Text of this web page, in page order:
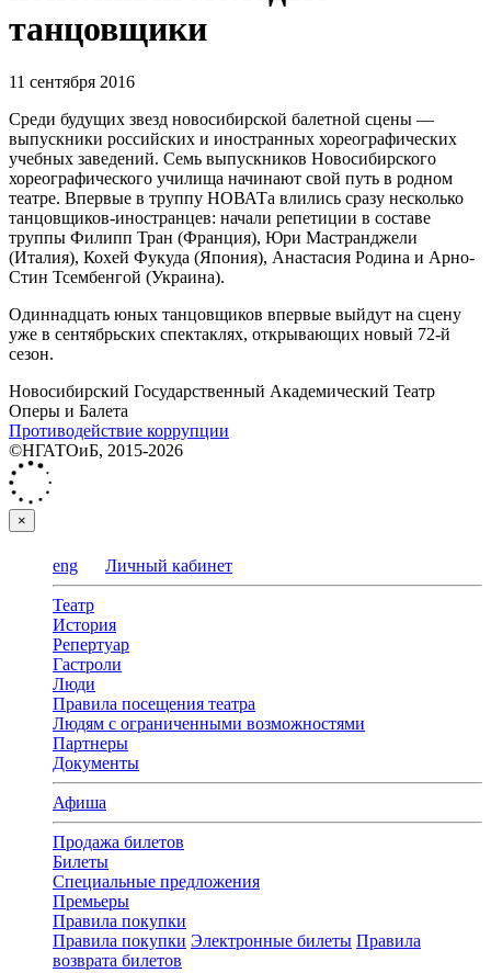
танцовщики
11 сентября 2016
Среди будущих звезд новосибирской балетной сцены —
выпускники российских и иностранных хореографических
учебных заведений. Семь выпускников Новосибирского
хореографического училища начинают свой путь в родном
театре. Впервые в труппу НОВАТа влились сразу несколько
танцовщиков-иностранцев: начали репетиции в составе
труппы Филипп Тран (Франция), Юри Мастранджели
(Италия), Кохей Фукуда (Япония), Анастасия Родина и Арно-
Стин Тсембенгой (Украина).
Одиннадцать юных танцовщиков впервые выйдут на сцену
уже в сентябрьских спектаклях, открывающих новый 72-й
сезон.
Новосибирский Государственный Академический Театр
Оперы и Балета
Противодействие коррупции
©НГАТОиБ, 2015-2026
×
eng Личный кабинет
Театр
История
Репертуар
Гастроли
Люди
Правила посещения театра
Людям с ограниченными возможностями
Партнеры
Документы
Афиша
Продажа билетов
Билеты
Специальные предложения
Премьеры
Правила покупки
Правила покупки Электронные билеты Правила
возврата билетов